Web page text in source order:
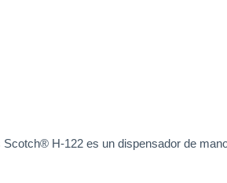
H-122 es un dispensador de